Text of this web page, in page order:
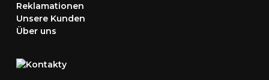
Reklamationen
Unsere Kunden
Über uns